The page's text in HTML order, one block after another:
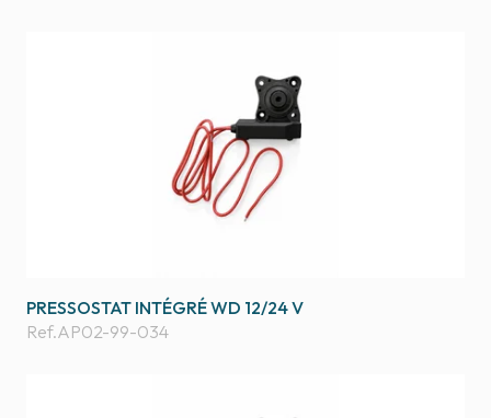
PRESSOSTAT INTÉGRÉ WD 12/24 V
Ref.AP02-99-034